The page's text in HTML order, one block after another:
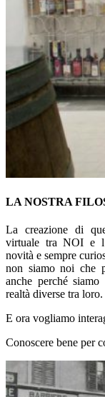
LA NOSTRA
La creazione di
virtuale tra NOI e
novità e sempre
non siamo noi che
anche perché
realtà diverse tra loro.
E ora vogliamo
Conoscere bene per